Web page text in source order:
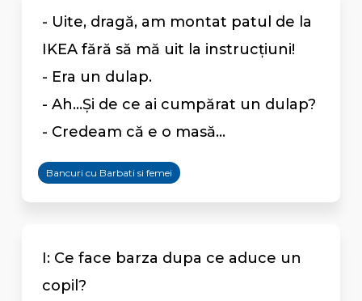
- Uite, dragă, am montat patul de la
IKEA fără să mă uit la instrucţiuni!
- Era un dulap.
- Ah...Şi de ce ai cumpărat un dulap?
- Credeam că e o masă...
Bancuri cu Barbati si femei
I: Ce face barza dupa ce aduce un
copil?